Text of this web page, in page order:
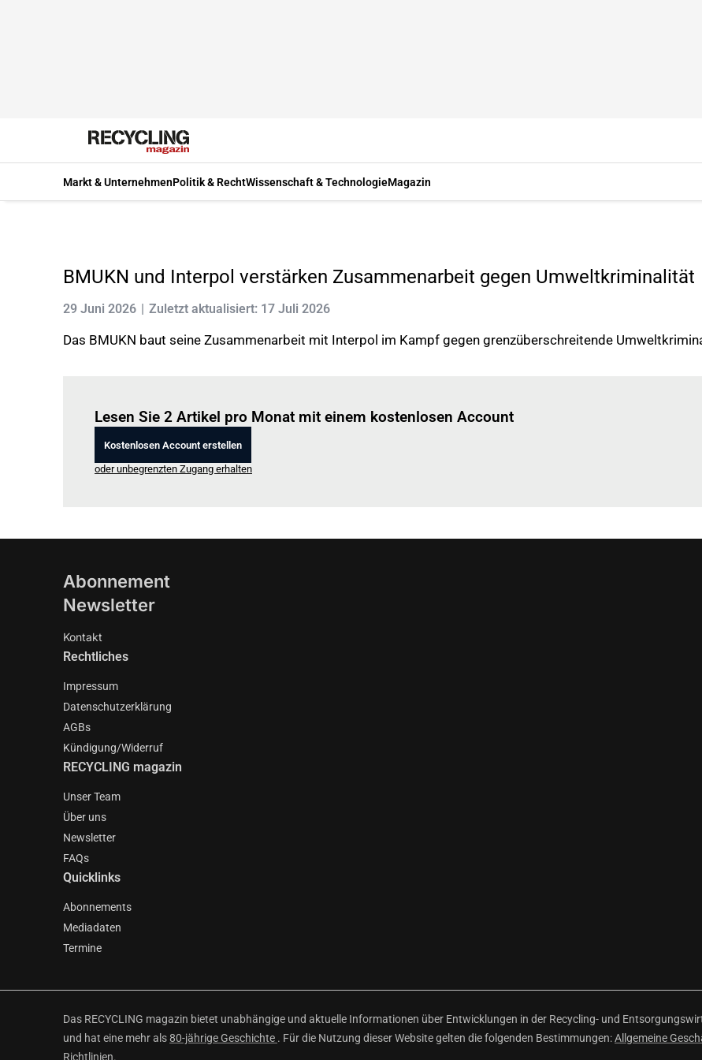
Markt & UnternehmenPolitik & RechtWissenschaft & TechnologieMagazin
BMUKN und Interpol verstärken Zusammenarbeit gegen Umweltkriminalität
29 Juni 2026 Zuletzt aktualisiert: 17 Juli 2026
Das BMUKN baut seine Zusammenarbeit mit Interpol im Kampf gegen grenzüberschreitende
Lesen Sie 2 Artikel pro Monat mit einem kostenlosen Account
Kostenlosen Account erstellen
oder unbegrenzten Zugang erhalten
Abonnement
Newsletter
Kontakt
Rechtliches
Impressum
Datenschutzerklärung
AGBs
Kündigung/Widerruf
RECYCLING magazin
Unser Team
Über uns
Newsletter
FAQs
Quicklinks
Abonnements
Mediadaten
Termine
Das RECYCLING magazin bietet unabhängige und aktuelle Informationen über Entwicklungen in der Recycling- und
und hat eine mehr als80-jährige Geschichte . Für die Nutzung dieser Website gelten die folgenden Bestimmungen:Allgemeine
Richtlinien.